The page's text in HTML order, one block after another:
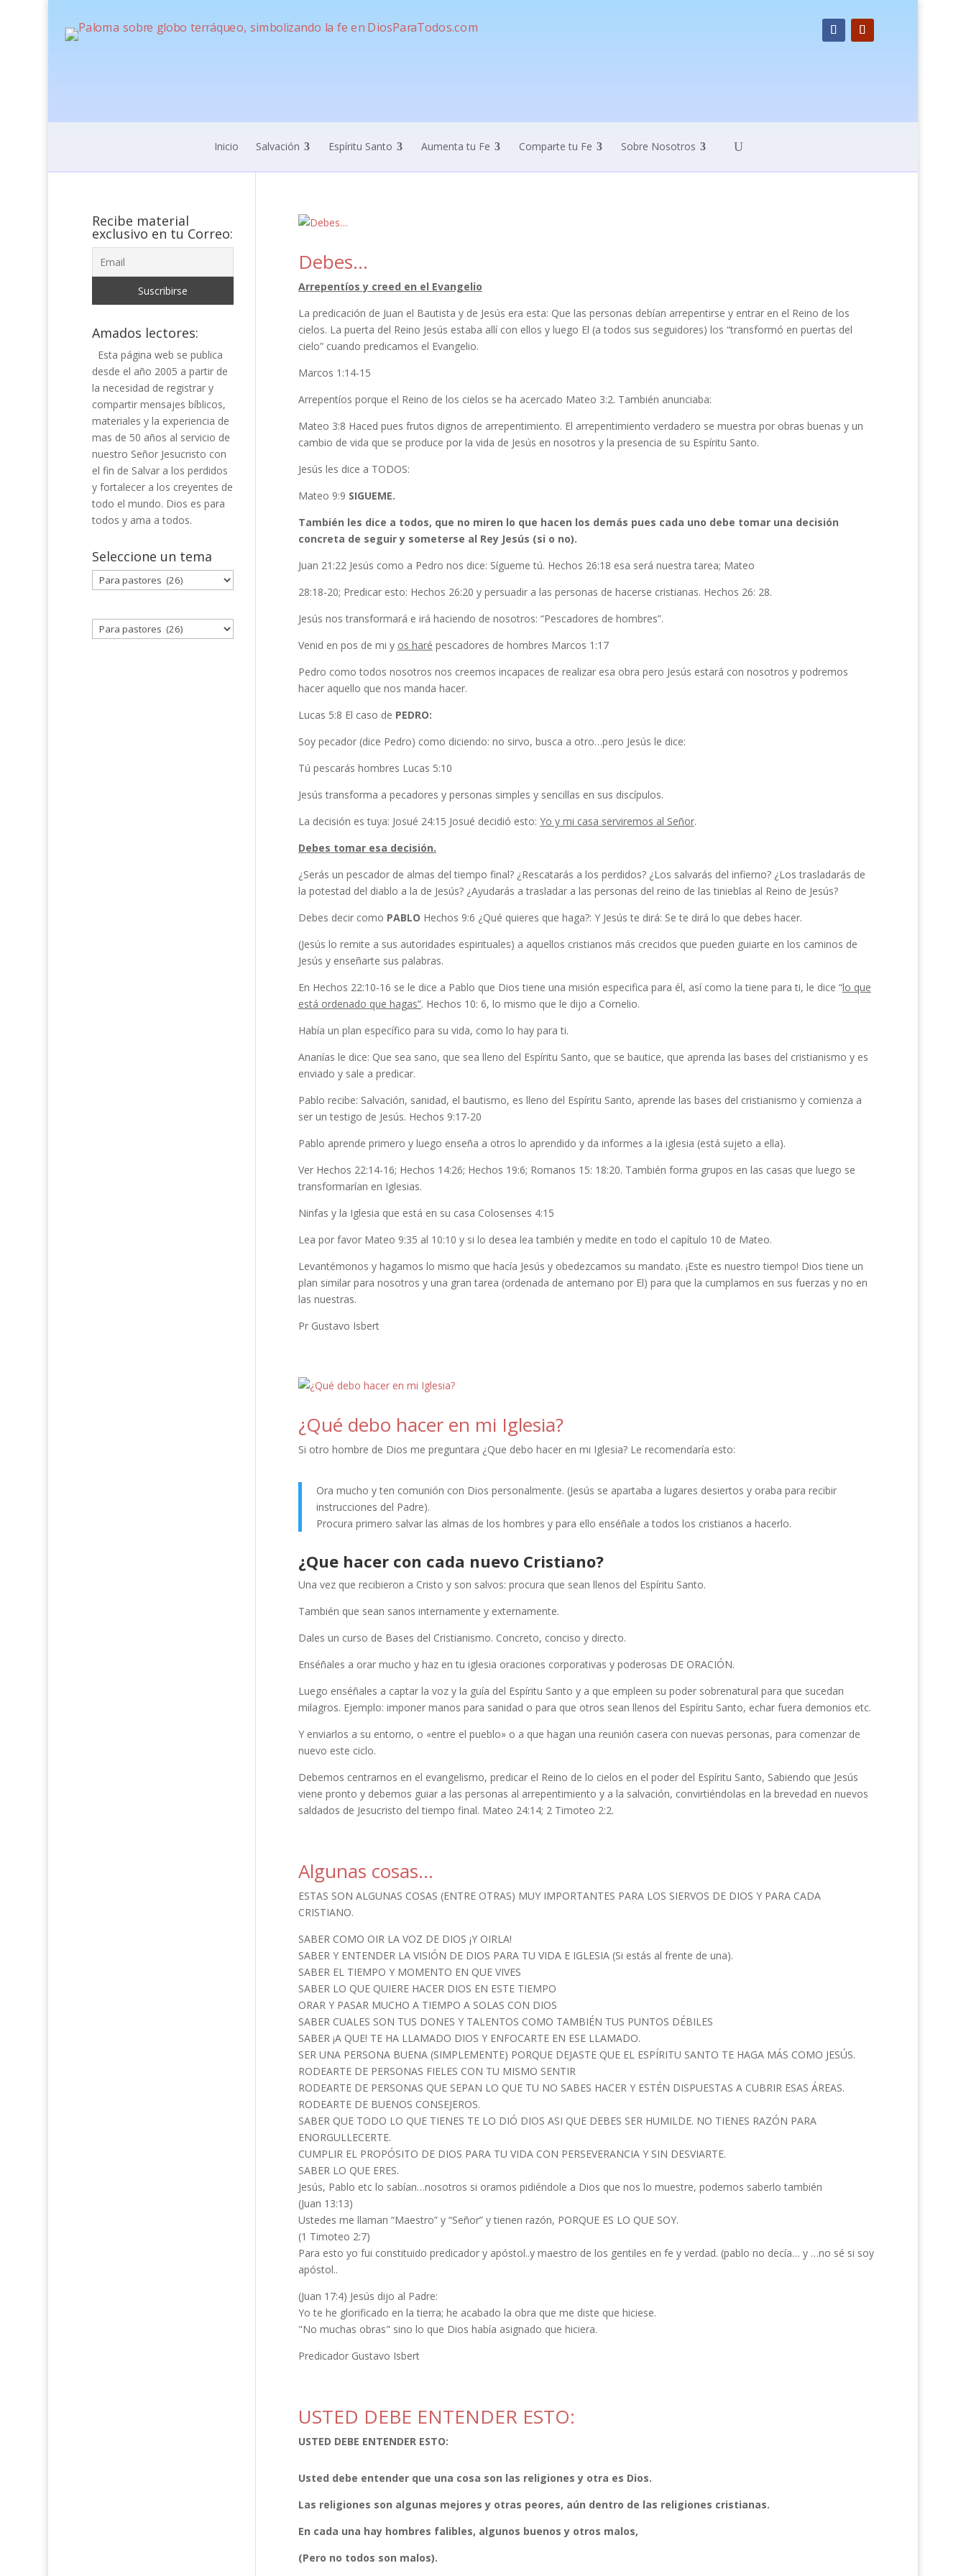
Inicio Salvación Espíritu Santo Aumenta tu Fe Comparte tu Fe Sobre Nosotros
Debes…
Arrepentíos y creed en el Evangelio
La predicación de Juan el Bautista y de Jesús era esta: Que las personas debían arrepentirse y entrar en el Reino de los
cielos. La puerta del Reino Jesús estaba allí con ellos y luego El (a todos sus seguidores) los “transformó en puertas del
cielo” cuando predicamos el Evangelio.
Marcos 1:14-15
Arrepentíos porque el Reino de los cielos se ha acercado Mateo 3:2. También anunciaba:
Mateo 3:8 Haced pues frutos dignos de arrepentimiento. El arrepentimiento verdadero se muestra por obras buenas y un
cambio de vida que se produce por la vida de Jesús en nosotros y la presencia de su Espíritu Santo.
Jesús les dice a TODOS:
Mateo 9:9 SIGUEME.
También les dice a todos, que no miren lo que hacen los demás pues cada uno debe tomar una decisión
concreta de seguir y someterse al Rey Jesús (si o no).
Juan 21:22 Jesús como a Pedro nos dice: Sígueme tú. Hechos 26:18 esa será nuestra tarea; Mateo
28:18-20; Predicar esto: Hechos 26:20 y persuadir a las personas de hacerse cristianas. Hechos 26: 28.
Jesús nos transformará e irá haciendo de nosotros: “Pescadores de hombres”.
Venid en pos de mi y os haré pescadores de hombres Marcos 1:17
Pedro como todos nosotros nos creemos incapaces de realizar esa obra pero Jesús estará con nosotros y podremos
hacer aquello que nos manda hacer.
Lucas 5:8 El caso de PEDRO:
Soy pecador (dice Pedro) como diciendo: no sirvo, busca a otro…pero Jesús le dice:
Tú pescarás hombres Lucas 5:10
Jesús transforma a pecadores y personas simples y sencillas en sus discípulos.
La decisión es tuya: Josué 24:15 Josué decidió esto: Yo y mi casa serviremos al Señor.
Debes tomar esa decisión.
¿Serás un pescador de almas del tiempo final? ¿Rescatarás a los perdidos? ¿Los salvarás del infierno? ¿Los trasladarás de
la potestad del diablo a la de Jesús? ¿Ayudarás a trasladar a las personas del reino de las tinieblas al Reino de Jesús?
Debes decir como PABLO Hechos 9:6 ¿Qué quieres que haga?: Y Jesús te dirá: Se te dirá lo que debes hacer.
(Jesús lo remite a sus autoridades espirituales) a aquellos cristianos más crecidos que pueden guiarte en los caminos de
Jesús y enseñarte sus palabras.
En Hechos 22:10-16 se le dice a Pablo que Dios tiene una misión especifica para él, así como la tiene para ti, le dice “lo que
está ordenado que hagas”. Hechos 10: 6, lo mismo que le dijo a Cornelio.
Había un plan específico para su vida, como lo hay para ti.
Ananías le dice: Que sea sano, que sea lleno del Espíritu Santo, que se bautice, que aprenda las bases del cristianismo y es
enviado y sale a predicar.
Pablo recibe: Salvación, sanidad, el bautismo, es lleno del Espíritu Santo, aprende las bases del cristianismo y comienza a
ser un testigo de Jesús. Hechos 9:17-20
Pablo aprende primero y luego enseña a otros lo aprendido y da informes a la iglesia (está sujeto a ella).
Ver Hechos 22:14-16; Hechos 14:26; Hechos 19:6; Romanos 15: 18:20. También forma grupos en las casas que luego se
transformarían en Iglesias.
Ninfas y la Iglesia que está en su casa Colosenses 4:15
Lea por favor Mateo 9:35 al 10:10 y si lo desea lea también y medite en todo el capítulo 10 de Mateo.
Levantémonos y hagamos lo mismo que hacía Jesús y obedezcamos su mandato. ¡Este es nuestro tiempo! Dios tiene un
plan similar para nosotros y una gran tarea (ordenada de antemano por El) para que la cumplamos en sus fuerzas y no en
las nuestras.
Pr Gustavo Isbert
¿Qué debo hacer en mi Iglesia?
Si otro hombre de Dios me preguntara ¿Que debo hacer en mi Iglesia? Le recomendaría esto:
Ora mucho y ten comunión con Dios personalmente. (Jesús se apartaba a lugares desiertos y oraba para recibir
instrucciones del Padre).
Procura primero salvar las almas de los hombres y para ello enséñale a todos los cristianos a hacerlo.
¿Que hacer con cada nuevo Cristiano?
Una vez que recibieron a Cristo y son salvos: procura que sean llenos del Espíritu Santo.
También que sean sanos internamente y externamente.
Dales un curso de Bases del Cristianismo. Concreto, conciso y directo.
Enséñales a orar mucho y haz en tu iglesia oraciones corporativas y poderosas DE ORACIÓN.
Luego enséñales a captar la voz y la guía del Espíritu Santo y a que empleen su poder sobrenatural para que sucedan
milagros. Ejemplo: imponer manos para sanidad o para que otros sean llenos del Espíritu Santo, echar fuera demonios etc.
Y enviarlos a su entorno, o «entre el pueblo» o a que hagan una reunión casera con nuevas personas, para comenzar de
nuevo este ciclo.
Debemos centrarnos en el evangelismo, predicar el Reino de lo cielos en el poder del Espíritu Santo, Sabiendo que Jesús
viene pronto y debemos guiar a las personas al arrepentimiento y a la salvación, convirtiéndolas en la brevedad en nuevos
saldados de Jesucristo del tiempo final. Mateo 24:14; 2 Timoteo 2:2.
Algunas cosas…
ESTAS SON ALGUNAS COSAS (ENTRE OTRAS) MUY IMPORTANTES PARA LOS SIERVOS DE DIOS Y PARA CADA
CRISTIANO.
SABER COMO OIR LA VOZ DE DIOS ¡Y OIRLA!
SABER Y ENTENDER LA VISIÓN DE DIOS PARA TU VIDA E IGLESIA (Si estás al frente de una).
SABER EL TIEMPO Y MOMENTO EN QUE VIVES
SABER LO QUE QUIERE HACER DIOS EN ESTE TIEMPO
ORAR Y PASAR MUCHO A TIEMPO A SOLAS CON DIOS
SABER CUALES SON TUS DONES Y TALENTOS COMO TAMBIÉN TUS PUNTOS DÉBILES
SABER ¡A QUE! TE HA LLAMADO DIOS Y ENFOCARTE EN ESE LLAMADO.
SER UNA PERSONA BUENA (SIMPLEMENTE) PORQUE DEJASTE QUE EL ESPÍRITU SANTO TE HAGA MÁS COMO JESÚS.
RODEARTE DE PERSONAS FIELES CON TU MISMO SENTIR
RODEARTE DE PERSONAS QUE SEPAN LO QUE TU NO SABES HACER Y ESTÉN DISPUESTAS A CUBRIR ESAS ÁREAS.
RODEARTE DE BUENOS CONSEJEROS.
SABER QUE TODO LO QUE TIENES TE LO DIÓ DIOS ASI QUE DEBES SER HUMILDE. NO TIENES RAZÓN PARA
ENORGULLECERTE.
CUMPLIR EL PROPÓSITO DE DIOS PARA TU VIDA CON PERSEVERANCIA Y SIN DESVIARTE.
SABER LO QUE ERES.
Jesús, Pablo etc lo sabían…nosotros si oramos pidiéndole a Dios que nos lo muestre, podemos saberlo también
(Juan 13:13)
Ustedes me llaman “Maestro” y “Señor” y tienen razón, PORQUE ES LO QUE SOY.
(1 Timoteo 2:7)
Para esto yo fui constituido predicador y apóstol..y maestro de los gentiles en fe y verdad. (pablo no decía… y …no sé si soy
apóstol..
(Juan 17:4) Jesús dijo al Padre:
Yo te he glorificado en la tierra; he acabado la obra que me diste que hiciese.
"No muchas obras" sino lo que Dios había asignado que hiciera.
Predicador Gustavo Isbert
USTED DEBE ENTENDER ESTO:
USTED DEBE ENTENDER ESTO:
Usted debe entender que una cosa son las religiones y otra es Dios.
Las religiones son algunas mejores y otras peores, aún dentro de las religiones cristianas.
En cada una hay hombres falibles, algunos buenos y otros malos,
(Pero no todos son malos).
Recibe material
exclusivo en tu Correo:
Amados lectores:
Esta página web se publica
desde el año 2005 a partir de
la necesidad de registrar y
compartir mensajes bíblicos,
materiales y la experiencia de
mas de 50 años al servicio de
nuestro Señor Jesucristo con
el fin de Salvar a los perdidos
y fortalecer a los creyentes de
todo el mundo. Dios es para
todos y ama a todos.
Seleccione un tema
Seleccione
un